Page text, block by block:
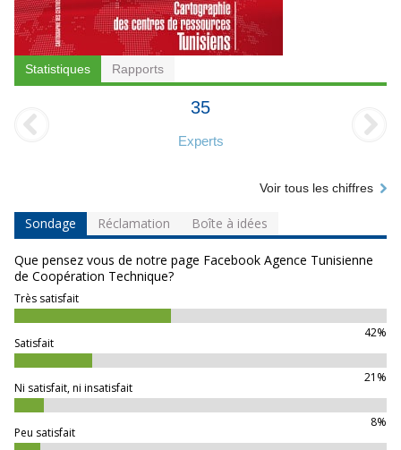
Statistiques Rapports
35
Experts
Voir tous les chiffres
Sondage Réclamation Boîte à idées
Que pensez vous de notre page Facebook Agence Tunisienne
de Coopération Technique?
Très satisfait
42%
Satisfait
21%
Ni satisfait, ni insatisfait
8%
Peu satisfait